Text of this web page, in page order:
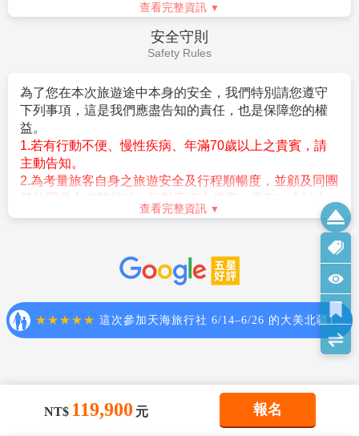
NT$ 119,900 元 報名
第10天 北京/桃園機場
期待下次與您再相會，祝您健康順心。
晚餐： XXX